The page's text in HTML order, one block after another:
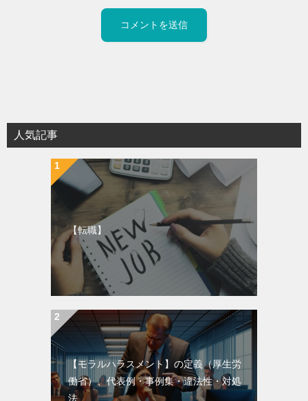
人気記事
【転職】
【モラルハラスメント】の定義（厚生労
働省）、代表例・事例集・違法性・対処
法